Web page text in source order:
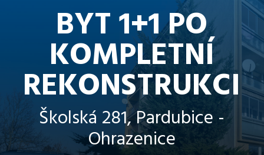
BYT 1+1 PO
KOMPLETNÍ
REKONSTRUKCI
Školská 281, Pardubice -
Ohrazenice